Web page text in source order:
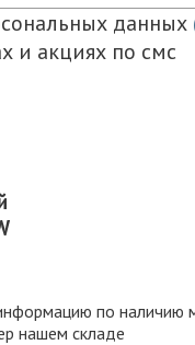
данных
и акциях по смс
по наличию
нашем складе